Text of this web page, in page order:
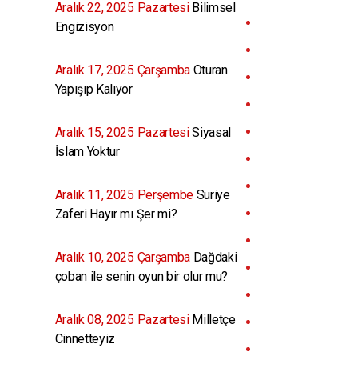
Aralık 22, 2025 PazartesiBilimsel
Engizisyon
Aralık 17, 2025 ÇarşambaOturan
Yapışıp Kalıyor
Aralık 15, 2025 PazartesiSiyasal
İslam Yoktur
Aralık 11, 2025 PerşembeSuriye
Zaferi Hayır mı Şer mi?
Aralık 10, 2025 ÇarşambaDağdaki
çoban ile senin oyun bir olur mu?
Aralık 08, 2025 PazartesiMilletçe
Cinnetteyiz